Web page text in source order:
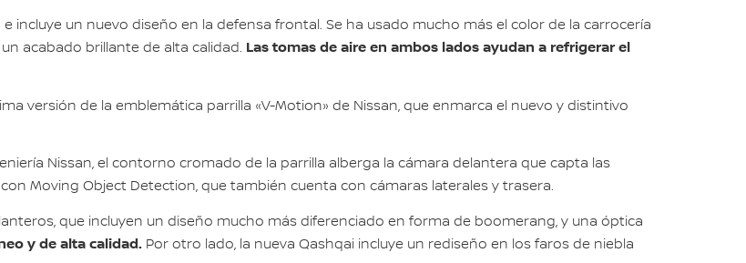
incluye un nuevo diseño en la defensa frontal. Se ha usado mucho más el color de la carrocería
acabado brillante de alta calidad. Las tomas de aire en ambos lados ayudan a refrigerar el
versión de la emblemática parrilla «V-Motion» de Nissan, que enmarca el nuevo y distintivo
Nissan, el contorno cromado de la parrilla alberga la cámara delantera que capta las
Moving Object Detection, que también cuenta con cámaras laterales y trasera.
que incluyen un diseño mucho más diferenciado en forma de boomerang, y una óptica
y de alta calidad. Por otro lado, la nueva Qashqai incluye un rediseño en los faros de niebla